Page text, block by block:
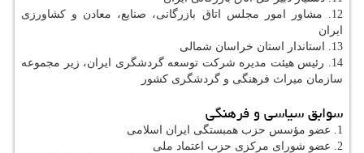
12. مشاور امور مجلس اتاق بازرگانی، صنایع، معادن و کشاورزی
ایران
13. استاندار استان خراسان شمالی
14. رئیس هیئت مدیره شرکت توسعه گردشگری ایران، زیر مجموعه
سازمان میراث فرهنگی و گردشگری كشور
سوابق سیاسی و فرهنگی
1. عضو مؤسس حزب همبستگی ایران اسلامی
2. عضو شورای مرکزی حزب اعتماد ملی